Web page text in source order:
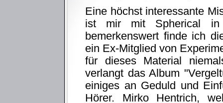
Eine höchst interessante
ist mir mit Spherical in
bemerkenswert finde ich
ein Ex-Mitglied von
für dieses Material
verlangt das Album
einiges an Geduld und
Hörer. Mirko Hentrich,